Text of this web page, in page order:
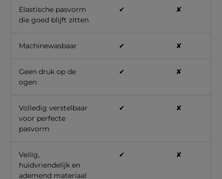
Elastische pasvorm
die goed blijft zitten
✔ ✘
Machinewasbaar ✔ ✘
Geen druk op de
ogen
✔ ✘
Volledig verstelbaar
voor perfecte
pasvorm
✔ ✘
Veilig,
huidvriendelijk en
ademend materiaal
✔ ✘